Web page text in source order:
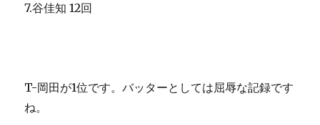
7.谷佳知 12回
T-岡田が1位です。バッターとしては屈辱な記録です
ね。